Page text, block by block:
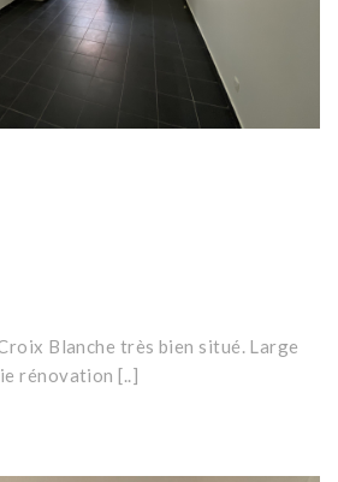
Blanche très bien situé. Large
rénovation [..]